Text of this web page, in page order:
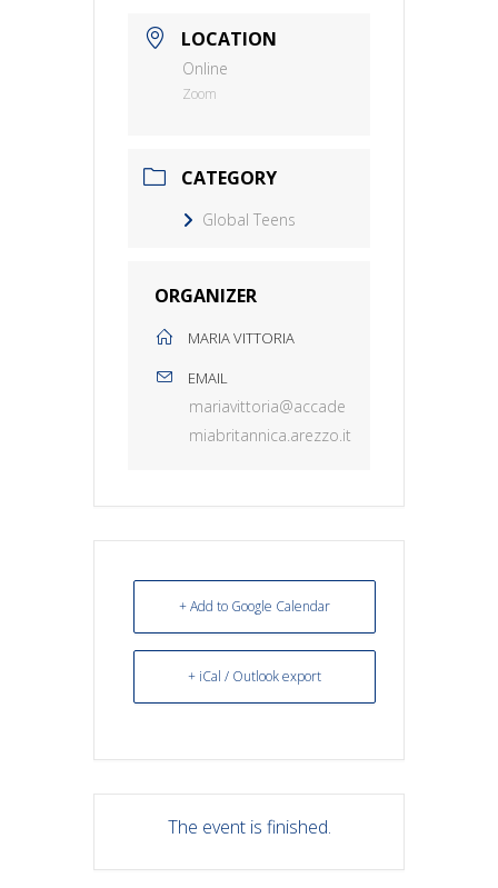
LOCATION
Online
Zoom
CATEGORY
Global Teens
ORGANIZER
MARIA VITTORIA
EMAIL
mariavittoria@accade
miabritannica.arezzo.it
+ Add to Google Calendar
+ iCal / Outlook export
The event is finished.